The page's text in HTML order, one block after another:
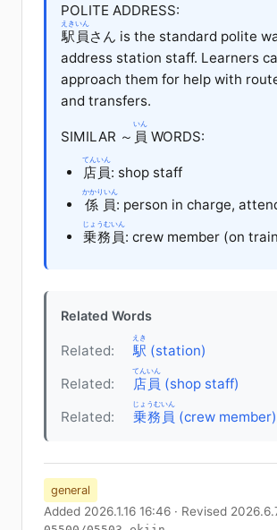
POLITE ADDRESS:
駅員
えきいん
さん is the standard polite
address station staff. Learners
approach them for help with
and transfers.
SIMILAR ～ 員
いん
WORDS:
店員
てんいん
: shop staff
係員
かかりいん
: person in charge,
乗務員
じょうむいん
: crew member (on
Related Words
Related: 駅
えき
(station)
Related:
店員
てんいん
(shop staff)
Related:
乗務員
じょうむいん
(crew member)
general
Added 2026.1.16 16:46 · Revised